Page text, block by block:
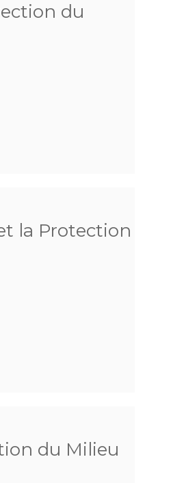
du
la Protection
du Milieu